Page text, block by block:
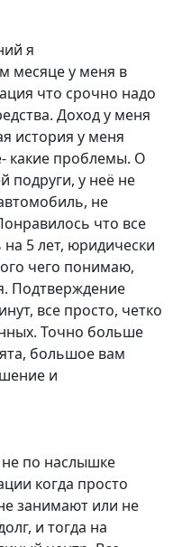
я
месяце у меня в
что срочно надо
Доход у меня
история у меня
какие проблемы. О
подруги, у неё не
не
что все
5 лет, юридически
чего понимаю,
Подтверждение
все просто, четко
Точно больше
большое вам
и
по наслышке
когда просто
занимают или не
и тогда на